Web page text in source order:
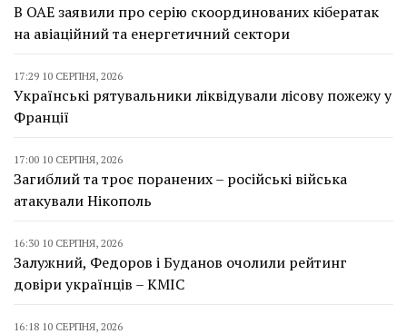
В ОАЕ заявили про серію скоординованих кібератак
на авіаційний та енергетичний сектори
17:29 10 СЕРПНЯ, 2026
Українські рятувальники ліквідували лісову пожежу у
Франції
17:00 10 СЕРПНЯ, 2026
Загиблий та троє поранених – російські війська
атакували Нікополь
16:30 10 СЕРПНЯ, 2026
Залужний, Федоров і Буданов очолили рейтинг
довіри українців – КМІС
16:18 10 СЕРПНЯ, 2026